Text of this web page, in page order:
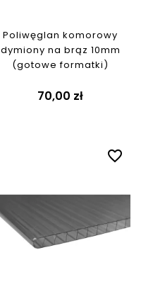
Poliwęglan komorowy
dymiony na brąz 10mm
(gotowe formatki)
70,00 zł
favorite_border